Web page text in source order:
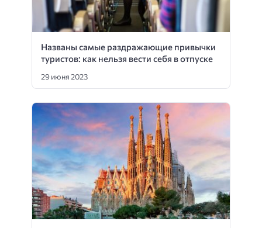
Названы самые раздражающие привычки
туристов: как нельзя вести себя в отпуске
29 июня 2023